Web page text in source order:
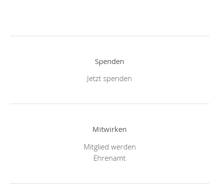
Spenden
Jetzt spenden
Mitwirken
Mitglied werden
Ehrenamt